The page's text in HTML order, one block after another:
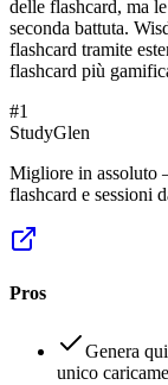
delle flashcard, ma
seconda battuta.
flashcard tramite
flashcard più
#1
StudyGlen
Migliore in assoluto
flashcard e sessioni
Pros
Genera
unico